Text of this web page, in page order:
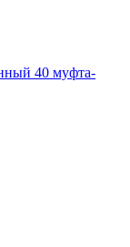
40 муфта-